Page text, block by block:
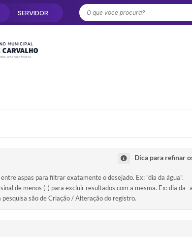
O que voce procura?
SERVIDOR
Dica para refinar
aspas para filtrar exatamente o desejado. Ex: "dia da água".
de menos (-) para excluir resultados com a mesma. Ex: dia da -
são de Criação / Alteração do registro.